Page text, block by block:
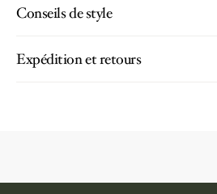
Conseils de style
Expédition et retours